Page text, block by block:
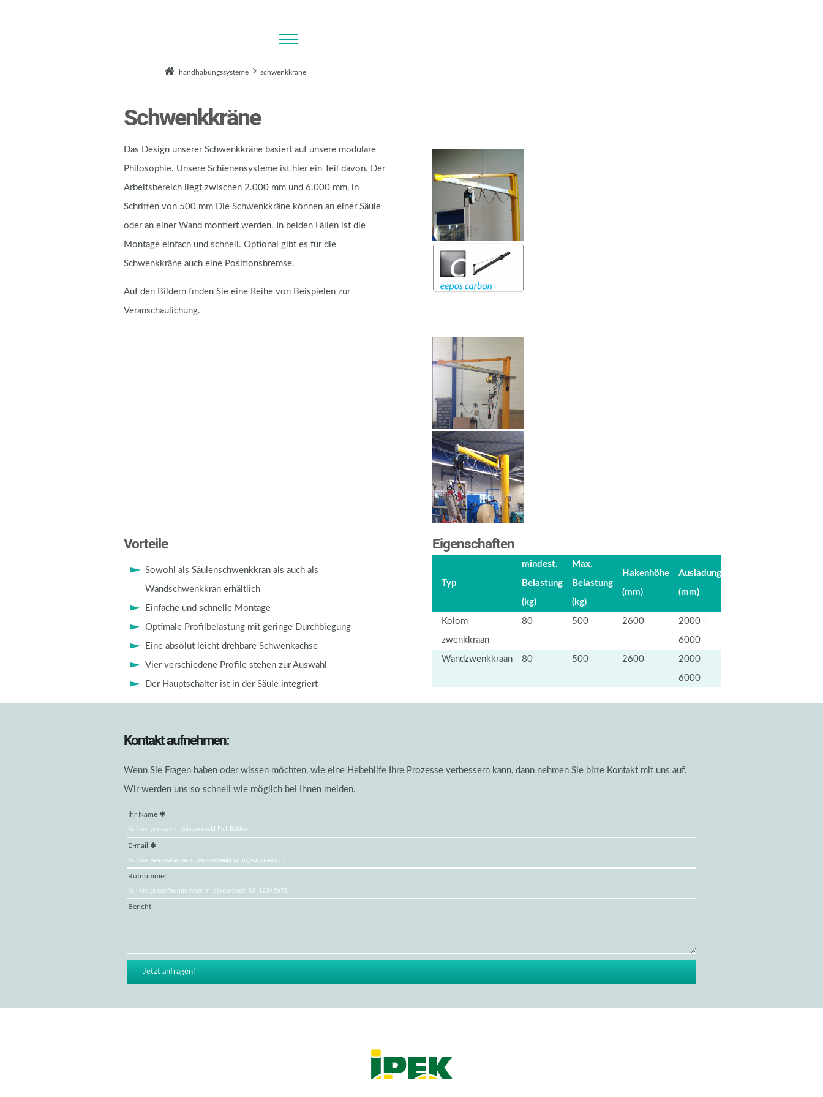
handhabungssysteme schwenkkrane
Schwenkkräne
Das Design unserer Schwenkkräne basiert auf unsere modulare
Philosophie. Unsere Schienensysteme ist hier ein Teil davon. Der
Arbeitsbereich liegt zwischen 2.000 mm und 6.000 mm, in
Schritten von 500 mm Die Schwenkkräne können an einer Säule
oder an einer Wand montiert werden. In beiden Fällen ist die
Montage einfach und schnell. Optional gibt es für die
Schwenkkräne auch eine Positionsbremse.
Auf den Bildern finden Sie eine Reihe von Beispielen zur
Veranschaulichung.
Vorteile
Sowohl als Säulenschwenkkran als auch als
Wandschwenkkran erhältlich
Einfache und schnelle Montage
Optimale Profilbelastung mit geringe Durchbiegung
Eine absolut leicht drehbare Schwenkachse
Vier verschiedene Profile stehen zur Auswahl
Der Hauptschalter ist in der Säule integriert
Eigenschaften
Typ
mindest.
Belastung
(kg)
Max.
Belastung
(kg)
Hakenhöhe
(mm)
Ausladung
(mm)
Kolom
zwenkkraan
80 500 2600 2000 -
6000
Wandzwenkkraan 80 500 2600 2000 -
6000
Kontakt aufnehmen:
Wenn Sie Fragen haben oder wissen möchten, wie eine Hebehilfe Ihre Prozesse verbessern kann, dann nehmen Sie bitte Kontakt mit uns auf.
Wir werden uns so schnell wie möglich bei Ihnen melden.
Ihr Name
E-mail
Rufnummer
Bericht